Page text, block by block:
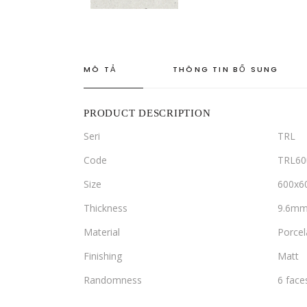
MÔ TẢ THÔNG TIN BỔ SUNG
PRODUCT DESCRIPTION
Seri
Code
Size
Thickness
Material
Finishing
Randomness
TRL
9.6mm
Matt
6